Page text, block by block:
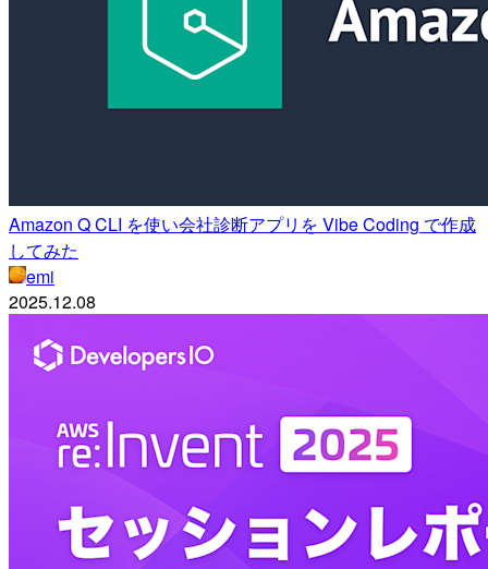
Amazon Q CLI を使い会社診断アプリを Vibe Coding で作成
してみた
emi
2025.12.08